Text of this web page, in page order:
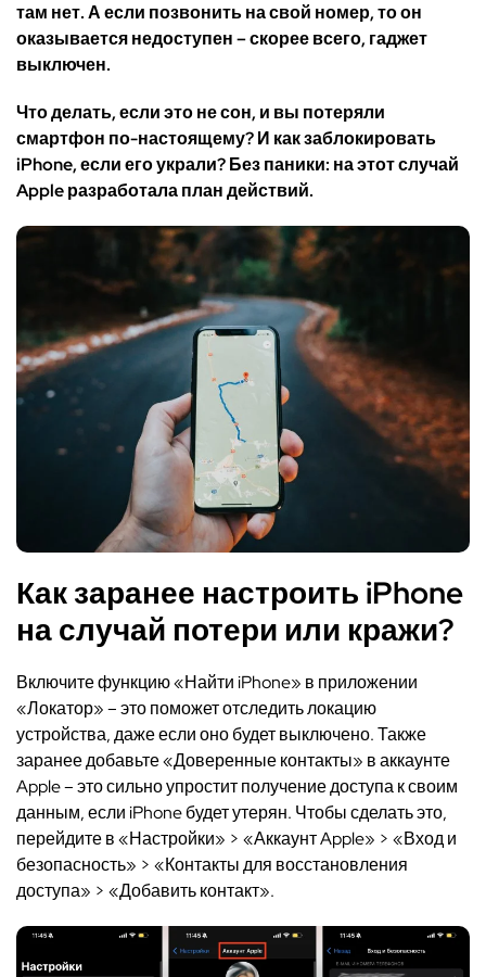
там нет. А если позвонить на свой номер, то он
оказывается недоступен – скорее всего, гаджет
выключен.
Что делать, если это не сон, и вы потеряли
смартфон по-настоящему?И как заблокировать
iPhone, если его украли? Без паники: на этот случай
Apple разработала план действий.
Как заранее настроить iPhone
на случай потери или кражи?
Включите функцию «Найти iPhone» в приложении
«Локатор» – это поможет отследить локацию
устройства, даже если оно будет выключено. Также
заранее добавьте «Доверенные контакты» в аккаунте
Apple – это сильно упростит получение доступа к своим
данным, если iPhone будет утерян. Чтобы сделать это,
перейдите в «Настройки» > «Аккаунт Apple» > «Вход и
безопасность» > «Контакты для восстановления
доступа» > «Добавить контакт».